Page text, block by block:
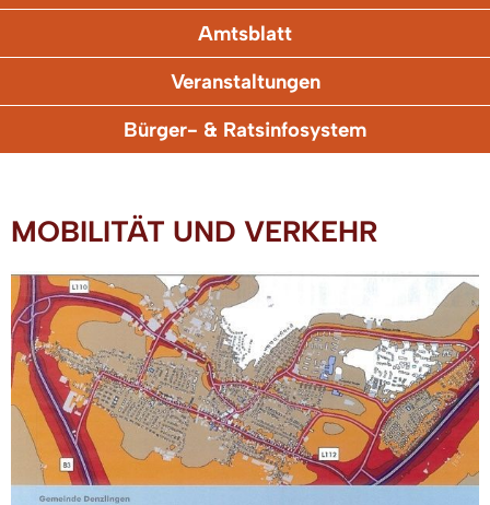
Amtsblatt
Veranstaltungen
Bürger- & Ratsinfosystem
MOBILITÄT UND VERKEHR